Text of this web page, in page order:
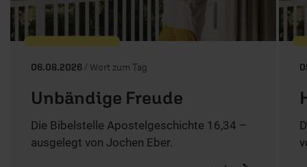
06.08.2026 / Wort zum Tag
Unbändige Freude
Die Bibelstelle Apostelgeschichte 16,34 –
ausgelegt von Jochen Eber.